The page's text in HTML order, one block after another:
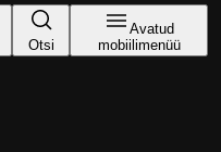
Otsi
Avatud
mobiilimenüü